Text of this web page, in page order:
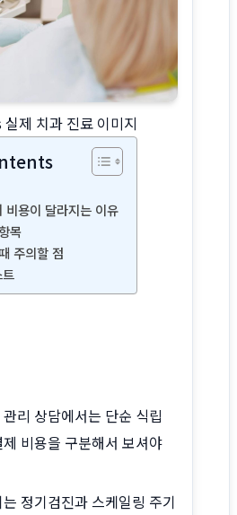
제 치과 진료 이미지
비용이 달라지는 이유
목
주의할 점
리 상담에서는 단순 식립
비용을 구분해서 보셔야
정기검진과 스케일링 주기